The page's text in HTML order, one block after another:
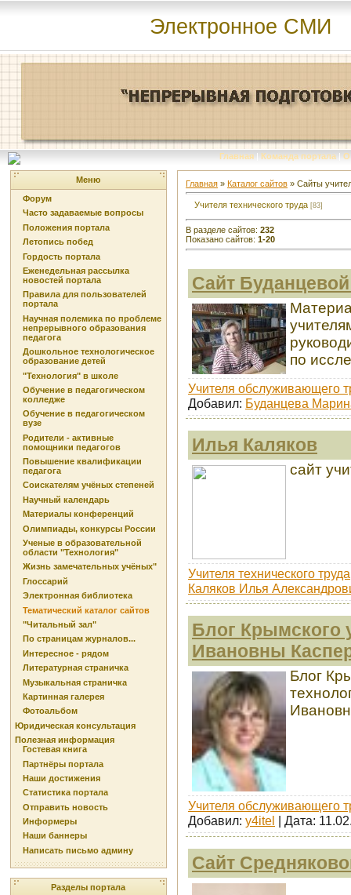
Электронное СМИ
Главная | Команда портала | О
Меню
Форум
Часто задаваемые вопросы
Положения портала
Летопись побед
Гордость портала
Еженедельная рассылка
новостей портала
Правила для пользователей
портала
Научная полемика по проблеме
непрерывного образования
педагога
Дошкольное технологическое
образование детей
"Технология" в школе
Обучение в педагогическом
колледже
Обучение в педагогическом
вузе
Родители - активные
помощники педагогов
Повышение квалификации
педагога
Соискателям учёных степеней
Научный календарь
Материалы конференций
Олимпиады, конкурсы России
Ученые в образовательной
области "Технология"
Жизнь замечательных учёных"
Глоссарий
Электронная библиотека
Тематический каталог сайтов
"Читальный зал"
По страницам журналов...
Интересное - рядом
Литературная страничка
Музыкальная страничка
Картинная галерея
Фотоальбом
Юридическая консультация
Полезная информация
Гостевая книга
Партнёры портала
Наши достижения
Статистика портала
Отправить новость
Информеры
Наши баннеры
Написать письмо админу
Разделы портала
Главная » Каталог сайтов » Сайты
Учителя технического труда [83]
В разделе сайтов: 232
Показано сайтов: 1-20
Сайт
по
Учителя обслуживающего
Добавил: Буданцева
Илья Каляков
сайт
Учителя технического труда
Каляков Илья
Блог Крымского
Ивановны
Блог
Учителя обслуживающего
Добавил: y4itel | Дата:
Сайт